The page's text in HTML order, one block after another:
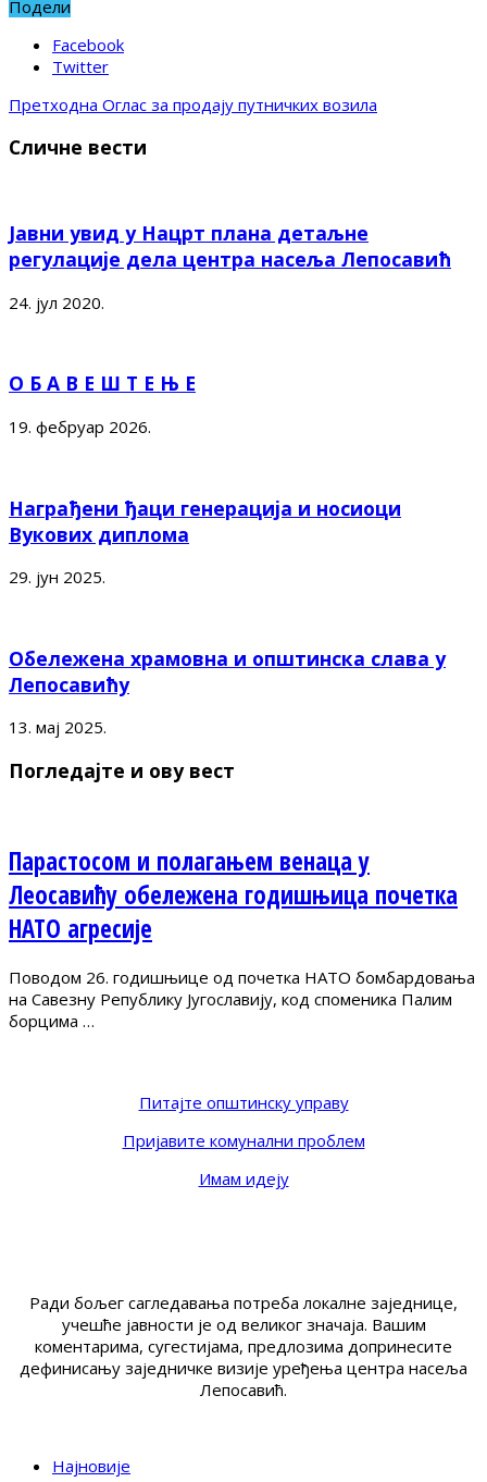
Подели
Facebook
Twitter
Претходна Оглас за продају путничких возила
Сличне вести
Јавни увид у Нацрт плана детаљне
регулације дела центра насеља Лепосавић
24. јул 2020.
О Б А В Е Ш Т Е Њ Е
19. фебруар 2026.
Награђени ђаци генерација и носиоци
Вукових диплома
29. јун 2025.
Обележена храмовна и општинска слава у
Лепосавићу
13. мај 2025.
Погледајте и ову вест
Парастосом и полагањем венаца у
Леосавићу обележена годишњица почетка
НАТО агресије
Поводом 26. годишњице од почетка НАТО бомбардовања
на Савезну Републику Југославију, код споменика Палим
борцима …
Питајте општинску управу
Пријавите комунални проблем
Имам идеју
Ради бољег сагледавања потреба локалне заједнице,
учешће јавности је од великог значаја. Вашим
коментарима, сугестијама, предлозима допринесите
дефинисању заједничке визије уређења центра насеља
Лепосавић.
Најновије